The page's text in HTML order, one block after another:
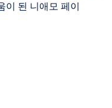
된 니애모 페이